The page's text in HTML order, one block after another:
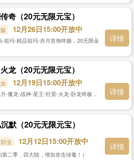
奇（20元无限元宝）
12月26日15:00开放中
详情
-祖玛-精品祖玛-赤月首饰终极，20无限金
龙（20元无限元宝）
12月19日15:00开放中
详情
-魔龙-战神-星王-狂雷-火龙-卧龙终极，
默（20元无限元宝）
业 12月12日15:00开放中 详情
第二季，四大陆，增加攻击绿毒！）